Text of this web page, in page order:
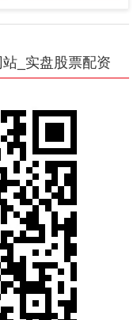
_实盘股票配资